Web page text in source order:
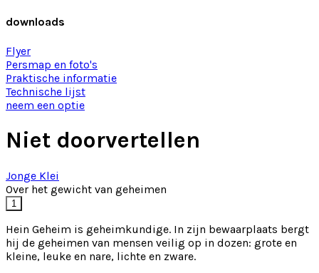
downloads
Flyer
Persmap en foto's
Praktische informatie
Technische lijst
neem een optie
Niet doorvertellen
Jonge Klei
Over het gewicht van geheimen
1
Hein Geheim is geheimkundige. In zijn bewaarplaats bergt
hij de geheimen van mensen veilig op in dozen: grote en
kleine, leuke en nare, lichte en zware.